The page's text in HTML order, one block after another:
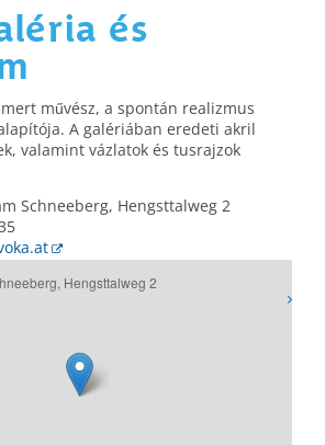
és
művész, a spontán realizmus
A galériában eredeti akril
valamint vázlatok és tusrajzok
Schneeberg, Hengsttalweg 2
Hengsttalweg 2